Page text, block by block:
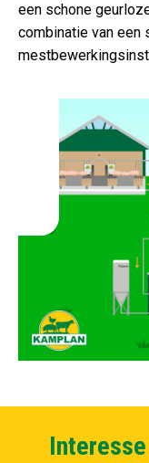
een schone
combinatie van een